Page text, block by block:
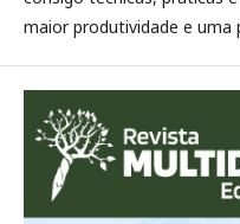
maior produtividade e uma